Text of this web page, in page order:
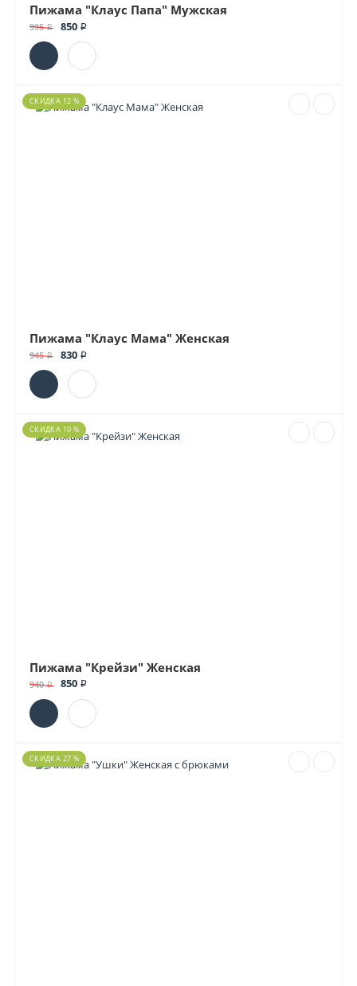
Пижама "Клаус Папа" Мужская
995 ₽ 850 ₽
СКИДКА 12 %
Пижама "Клаус Мама" Женская
945 ₽ 830 ₽
СКИДКА 10 %
Пижама "Крейзи" Женская
940 ₽ 850 ₽
СКИДКА 27 %